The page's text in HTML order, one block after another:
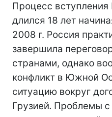
Процесс
длился 18 лет
2008 г. Россия
завершила
странами, однако
конфликт в Южной
ситуацию вокруг
Грузией. Проблемы